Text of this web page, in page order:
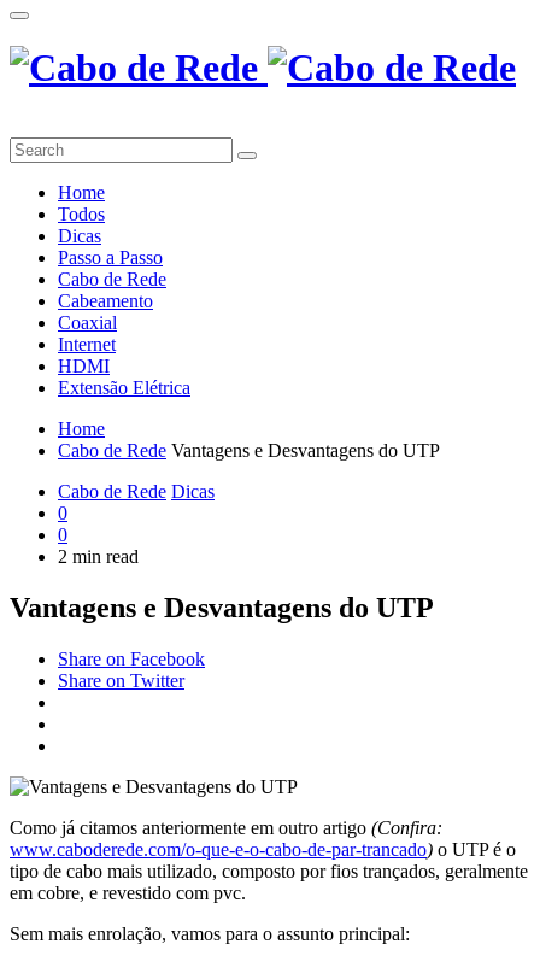
Home
Todos
Dicas
Passo a Passo
Cabo de Rede
Cabeamento
Coaxial
Internet
HDMI
Extensão Elétrica
Home
Cabo de Rede Vantagens e Desvantagens do UTP
Cabo de Rede Dicas
0
0
2 min read
Vantagens e Desvantagens do UTP
Share on Facebook
Share on Twitter
Como já citamos anteriormente em outro artigo (Confira:
www.caboderede.com/o-que-e-o-cabo-de-par-trancado) o UTP é o
tipo de cabo mais utilizado, composto por fios trançados, geralmente
em cobre, e revestido com pvc.
Sem mais enrolação, vamos para o assunto principal: